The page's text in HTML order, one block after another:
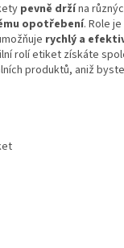
pevně držína
opotřebení. Role
rychlý a
rolí etiket získáte
produktů, aniž